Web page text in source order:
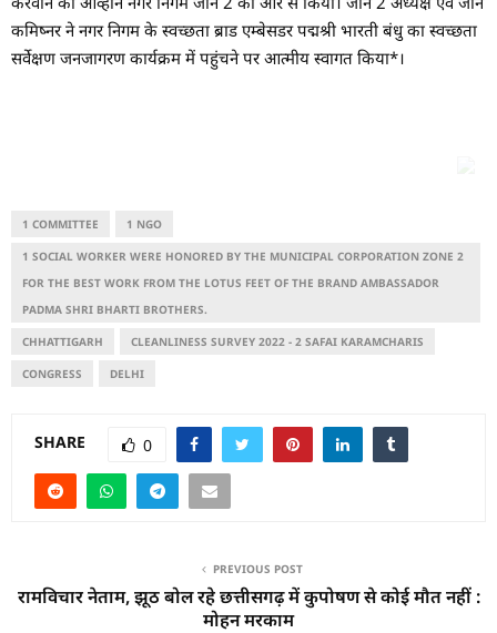
कमिष्नर ने नगर निगम के स्वच्छता ब्राड एम्बेसडर पद्मश्री भारती बंधु का स्वच्छता
सर्वेक्षण जनजागरण कार्यक्रम में पहुंचने पर आत्मीय स्वागत किया*।
1 COMMITTEE 1 NGO
1 SOCIAL WORKER WERE HONORED BY THE MUNICIPAL CORPORATION ZONE 2
FOR THE BEST WORK FROM THE LOTUS FEET OF THE BRAND AMBASSADOR
PADMA SHRI BHARTI BROTHERS.
CHHATTIGARH CLEANLINESS SURVEY 2022 - 2 SAFAI KARAMCHARIS
CONGRESS DELHI
SHARE 0
PREVIOUS POST
रामविचार नेताम, झूठ बोल रहे छत्तीसगढ़ में कुपोषण से कोई मौत नहीं :
मोहन मरकाम